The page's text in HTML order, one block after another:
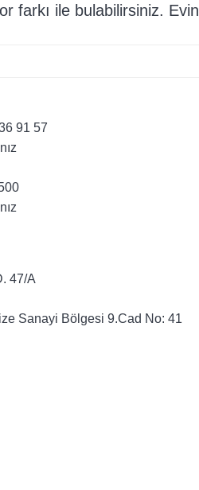
farkı ile bulabilirsiniz.
91 57
47/A
Sanayi Bölgesi 9.Cad No: 41